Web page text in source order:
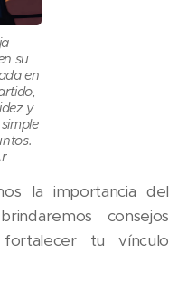
su
en
y
la importancia del
consejos
tu vínculo